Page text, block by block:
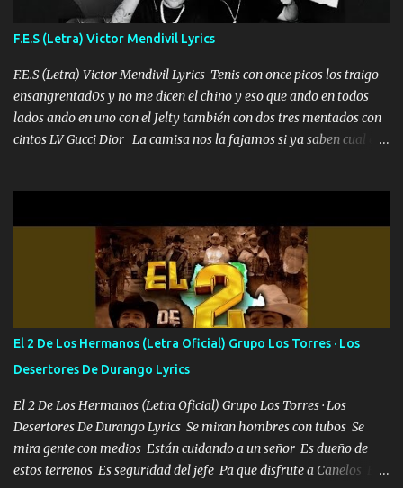
traigo El chiste es que hago lo que quiero pues así soy me mandó
yo tengo el control a todos yo les paro el dedo soy hocicon un
malcriado un malandrón Que Les importa no saben nada falsas
las risas las que me miran hay gente corriente no quieren ve...
F.E.S (Letra) Victor Mendivil Lyrics
F.E.S (Letra) Victor Mendivil Lyrics Tenis con once picos los traigo
ensangrentad0s y no me dicen el chino y eso que ando en todos
lados ando en uno con el Jelty también con dos tres mentados con
cintos LV Gucci Dior La camisa nos la fajamos si ya saben cual es
estándares 110 mil records de pistas no me falta mucho para
verme en las revistas Ya pasé Italia Japón Madrid Milán y también
Francia ropa de 100.000 bolas Louis vuitton es mi fragancia
repleta de presidentes la bolsa estoy en mi pic si no se han dado
cuenta chequeen gráficas del kitch
El 2 De Los Hermanos (Letra Oficial) Grupo Los Torres · Los
Desertores De Durango Lyrics
El 2 De Los Hermanos (Letra Oficial) Grupo Los Torres · Los
Desertores De Durango Lyrics Se miran hombres con tubos Se
mira gente con medios Están cuidando a un señor Es dueño de
estos terrenos Es seguridad del jefe Pa que disfrute a Canelos Es